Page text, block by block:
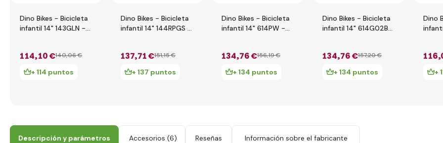
Dino Bikes - Bicicleta
infantil 14" 143GLN -
114,10 €140,06 €
+ 114 puntos
Dino Bikes - Bicicleta
infantil 14" 144RPGS -
137,71 €151,15 €
+ 137 puntos
Dino Bikes - Bicicleta
infantil 14" 614PW -
134,76 €156,19 €
+ 134 puntos
Dino Bikes - Bicicleta
infantil 14" 614G02BA
134,76 €157,20 €
+ 134 puntos
Dino
116
+
Descripción y parámetros Accesorios (6) Reseñas Información sobre el fabricante